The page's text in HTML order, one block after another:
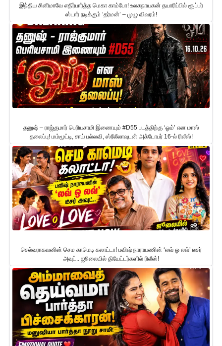
இந்திய சினிமாவே எதிர்பார்த்த மெகா காம்போ! உலகநாயகன் தயாரிப்பில் சூப்பர்
ஸ்டார் நடிக்கும் ‘தர்மன்’ – முழு விவரம்!
தனுஷ் – ராஜ்குமார் பெரியசாமி இணையும் #D55 படத்திற்கு ‘ஓம்’ என மாஸ்
தலைப்பு! மம்மூட்டி, சாய் பல்லவி, ஸ்ரீலீலாவுடன் அக்டோபர் 16-ல் ரிலீஸ்!
செல்வராகவனின் செம காமெடி கலாட்டா! பவிஷ் நாராயணின் ‘லவ் ஓ லவ்’ டீசர்
அவுட்.. ஜூலையில் தியேட்டர்களில் ரிலீஸ்!